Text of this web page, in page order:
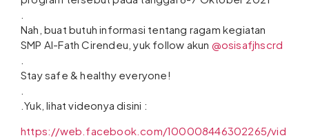
Nah, buat butuh informasi tentang ragam kegiatan
SMP Al-Fath Cirendeu, yuk follow akun @osisafjhscrd
Stay safe & healthy everyone!
.Yuk, lihat videonya disini :
https://web.facebook.com/100008446302265/vid